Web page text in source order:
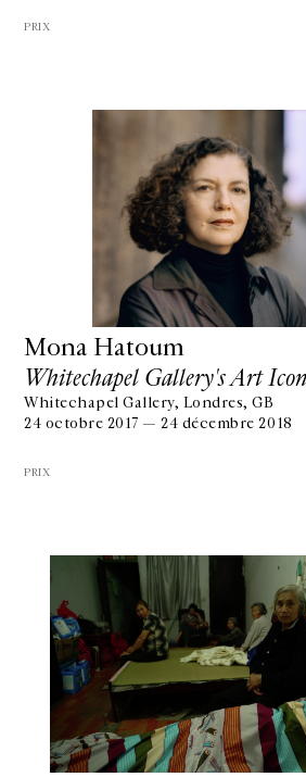
PRIX
Mona Hatoum
Whitechapel Gallery's Art
Whitechapel Gallery, Londres, GB
24 octobre 2017 — 24 décembre 2018
PRIX